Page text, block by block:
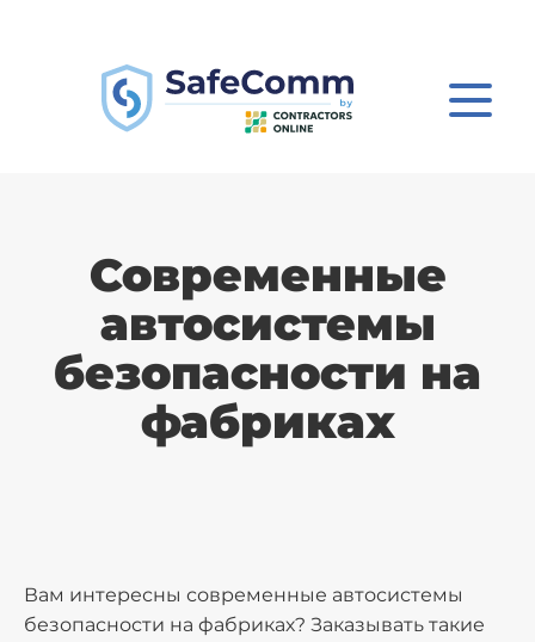
Современные
автосистемы
безопасности на
фабриках
Вам интересны современные автосистемы
безопасности на фабриках? Заказывать такие